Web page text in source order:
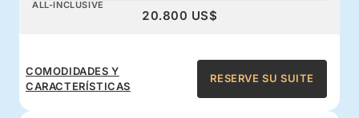
ALL-INCLUSIVE
20.800 US$
COMODIDADES Y
CARACTERÍSTICAS
RESERVE SU SUITE